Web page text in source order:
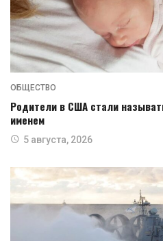
ОБЩЕСТВО
Родители в США стали
именем
5 августа, 2026